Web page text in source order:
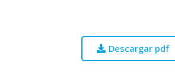
Descargar pdf